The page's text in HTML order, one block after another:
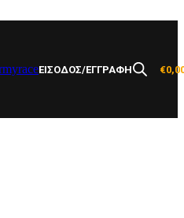
ΕΙΣΟΔΟΣ/ΕΓΓΡΑΦΗ €